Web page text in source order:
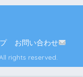
お問い合わせ
rights reserved.